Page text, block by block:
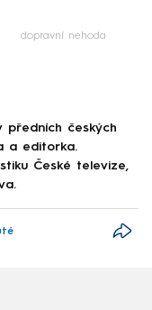
dopravní nehoda
předních českých
a editorka.
České televize,